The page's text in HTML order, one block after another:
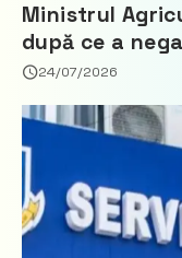
Ministrul
după ce a
Partidul
24/07/2026